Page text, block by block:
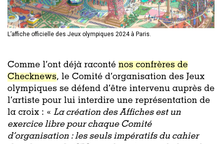
L’affiche officielle des Jeux olympiques 2024 à Paris.
Comme l’ont déjà raconté nos confrères de
Checknews, le Comité d’organisation des Jeux
olympiques se défend d’être intervenu auprès de
l’artiste pour lui interdire une représentation de
la croix : « La création des Affiches est un
exercice libre pour chaque Comité
d’organisation : les seuls impératifs du cahier